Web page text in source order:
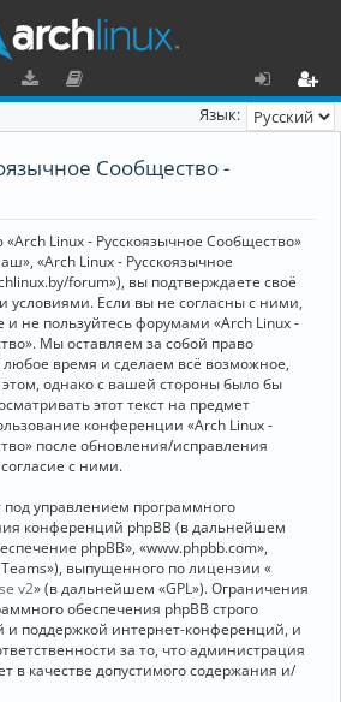
н
та
ц
и
я
х
ег
Язык:
Сообщество -
Linux - Русскоязычное Сообщество»
«Arch Linux - Русскоязычное
forum»), вы подтверждаете своё
условиями. Если вы не согласны с ними,
и не пользуйтесь форумами «Arch Linux -
Мы оставляем за собой право
время и сделаем всё возможное,
однако с вашей стороны было бы
этот текст на предмет
конференции «Arch Linux -
после обновления/исправления
с ними.
управлением программного
конференций phpBB (в дальнейшем
phpBB», «www.phpbb.com»,
Teams»), выпущенного по лицензии «
v2» (в дальнейшем «GPL»). Ограничения
обеспечения phpBB строго
и поддержкой интернет-конференций, и
за то, что администрация
в качестве допустимого содержания и/